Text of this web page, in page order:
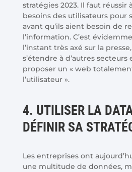
stratégies 2023. Il faut réussir
besoins des utilisateurs pour
avant qu’ils aient besoin de
l’information. C’est
l’instant très axé sur la
s’étendre à d’autres
proposer un « web
l’utilisateur ».
4. UTILISER LA
DÉFINIR SA
Les entreprises ont
une multitude de données,